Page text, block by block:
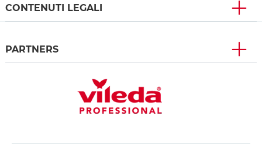
CONTENUTI LEGALI
PARTNERS